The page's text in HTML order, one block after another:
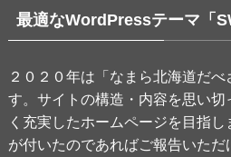
最適なWordPressテーマ「
２０２０年は「なまら北海道だ
す。サイトの構造・内容を思い
く充実したホームページを目指
が付いたのであればご報告いただ